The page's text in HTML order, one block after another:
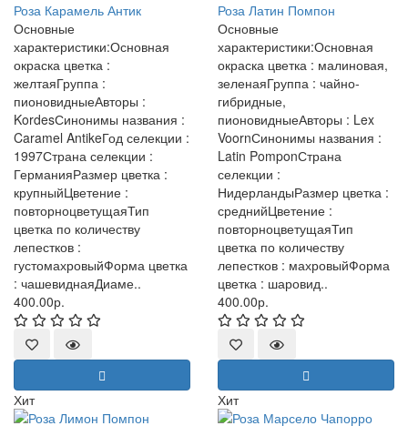
Роза Карамель Антик
Основные
характеристики:Основная
окраска цветка :
желтаяГруппа :
пионовидныеАвторы :
KordesСинонимы названия :
Caramel AntikeГод селекции :
1997Страна селекции :
ГерманияРазмер цветка :
крупныйЦветение :
повторноцветущаяТип
цветка по количеству
лепестков :
густомахровыйФорма цветка
: чашевиднаяДиаме..
400.00р.
Роза Латин Помпон
Основные
характеристики:Основная
окраска цветка : малиновая,
зеленаяГруппа : чайно-
гибридные,
пионовидныеАвторы : Lex
VoornСинонимы названия :
Latin PomponСтрана
селекции :
НидерландыРазмер цветка :
среднийЦветение :
повторноцветущаяТип
цветка по количеству
лепестков : махровыйФорма
цветка : шаровид..
400.00р.
Хит
Хит